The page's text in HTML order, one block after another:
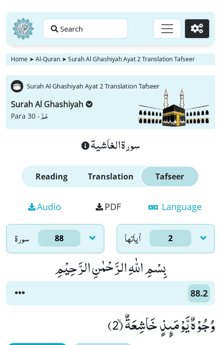
Search Go
Home ➤ Al-Quran ➤ Surah Al Ghashiyah Ayat 2 Translation Tafseer
Surah Al Ghashiyah Ayat 2 Translation Tafseer
Surah Al Ghashiyah
Para 30 -عَمَّ
سورة الغاشية
Reading Translation Tafseer
Audio PDF Language
سورۃ 88 اٰياتها 2
بِسْمِ اللّٰهِ الرَّحْمٰنِ الرَّحِیْمِ
88.2
وُجُوْهٌ یَّوْمَىٕذٍ خَاشِعَةٌۙ (2)